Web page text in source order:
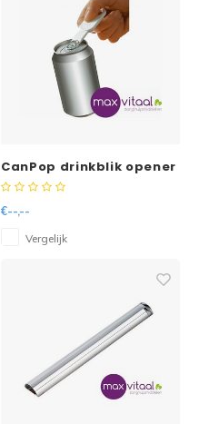
CanPop drinkblik opener
(per 2 stuks)
€--,--
Vergelijk